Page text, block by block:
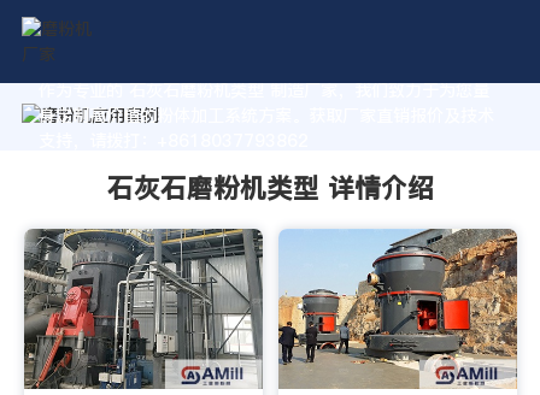
作为专业的 石灰石磨粉机类型 制造厂家，我们致力于为您量
身定制高价值的粉体加工系统方案。获取厂家直销报价及技术
石灰石磨粉机类型 详情介绍